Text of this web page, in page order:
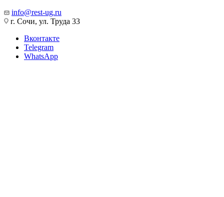
info@rest-ug.ru
г. Сочи, ул. Труда 33
Вконтакте
Telegram
WhatsApp